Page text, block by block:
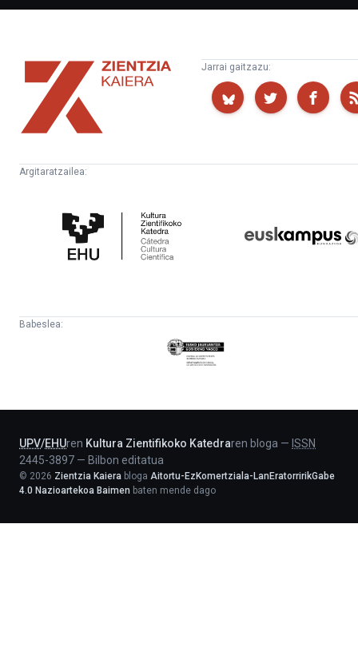
Zientzia
Kaiera
Jarrai gaitzazu:
Argitaratzailea:
Zientifikoko
Katedra
Babeslea:
Eusko
Jaurlaritza
UPV/EHUren Kultura Zientifikoko Katedraren bloga — ISSN
2445-3897 — Bilbon editatua
© 2026 Zientzia Kaiera bloga Aitortu-EzKomertziala-LanEratorririkGabe
4.0 Nazioartekoa Baimen baten mende dago